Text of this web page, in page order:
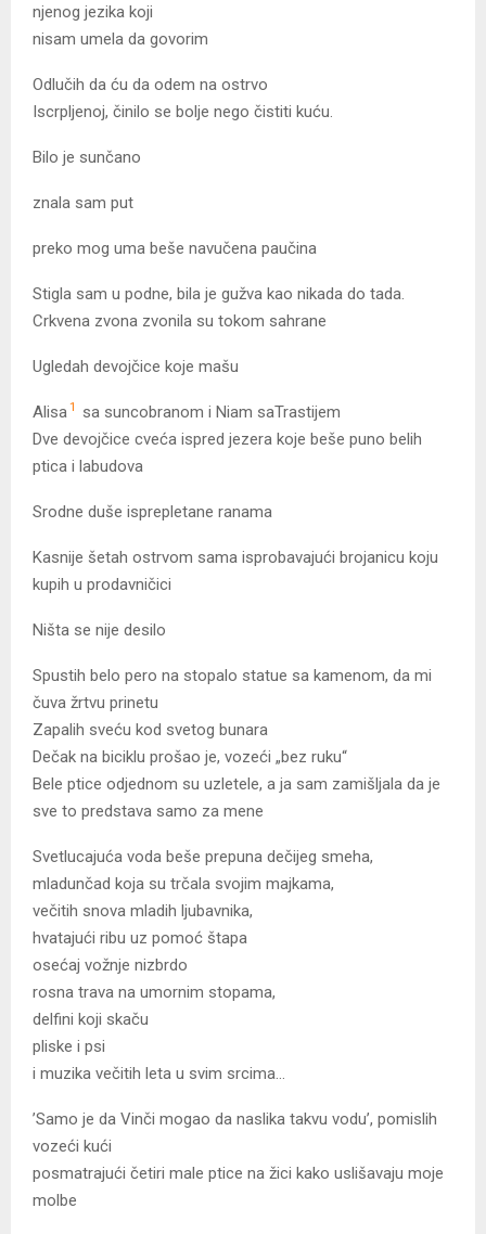
njenog jezika koji
nisam umela da govorim
Odlučih da ću da odem na ostrvo
Iscrpljenoj, činilo se bolje nego čistiti kuću.
Bilo je sunčano
znala sam put
preko mog uma beše navučena paučina
Stigla sam u podne, bila je gužva kao nikada do tada.
Crkvena zvona zvonila su tokom sahrane
Ugledah devojčice koje mašu
Alisa 1
sa suncobranom i Niam saTrastijem
Dve devojčice cveća ispred jezera koje beše puno belih
ptica i labudova
Srodne duše isprepletane ranama
Kasnije šetah ostrvom sama isprobavajući brojanicu koju
kupih u prodavničici
Ništa se nije desilo
Spustih belo pero na stopalo statue sa kamenom, da mi
čuva žrtvu prinetu
Zapalih sveću kod svetog bunara
Dečak na biciklu prošao je, vozeći „bez ruku“
Bele ptice odjednom su uzletele, a ja sam zamišljala da je
sve to predstava samo za mene
Svetlucajuća voda beše prepuna dečijeg smeha,
mladunčad koja su trčala svojim majkama,
večitih snova mladih ljubavnika,
hvatajući ribu uz pomoć štapa
osećaj vožnje nizbrdo
rosna trava na umornim stopama,
delfini koji skaču
pliske i psi
i muzika večitih leta u svim srcima…
’Samo je da Vinči mogao da naslika takvu vodu’, pomislih
vozeći kući
posmatrajući četiri male ptice na žici kako uslišavaju moje
molbe